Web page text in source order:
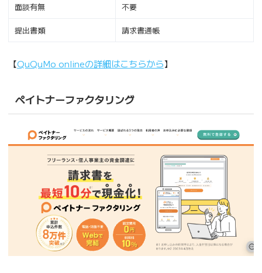
面談有無 不要
提出書類 請求書通帳
【QuQuMo onlineの詳細はこちらから】
ペイトナーファクタリング